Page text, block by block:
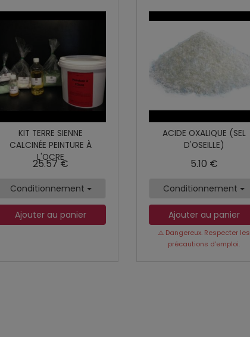
KIT TERRE SIENNE
CALCINÉE PEINTURE À
L'OCRE
25.57 €
Conditionnement
Ajouter au panier
ACIDE OXALIQUE (SEL
D'OSEILLE)
5.10 €
Conditionnement
Ajouter au panier
⚠️ Dangereux. Respecter les
précautions d’emploi.